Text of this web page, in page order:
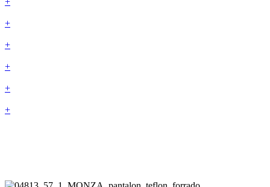
+
+
+
+
+